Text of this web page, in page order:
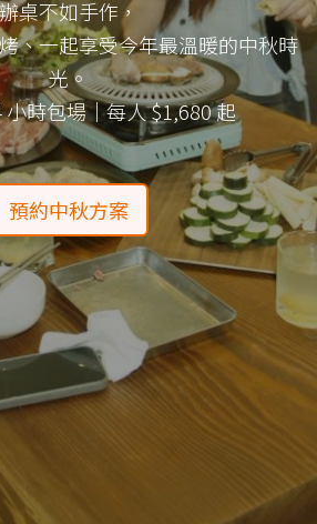
辦桌不如手作，
、一起享受今年最溫暖的中秋時
光。
時包場｜每人 $1,680 起
預約中秋方案